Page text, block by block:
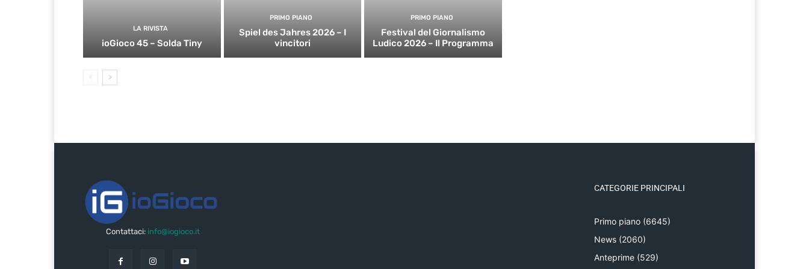
LA RIVISTA
ioGioco 45 – Solda Tiny
PRIMO PIANO
Spiel des Jahres 2026 – I
vincitori
PRIMO PIANO
Festival del Giornalismo
Ludico 2026 – Il Programma
Contattaci: info@iogioco.it
CATEGORIE PRINCIPALI
Primo piano (6645)
News (2060)
Anteprime (529)